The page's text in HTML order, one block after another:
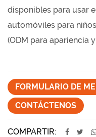
disponibles para usar
automóviles para
(ODM para apariencia
FORMULARIO DE
CONTÁCTENOS
COMPARTIR: